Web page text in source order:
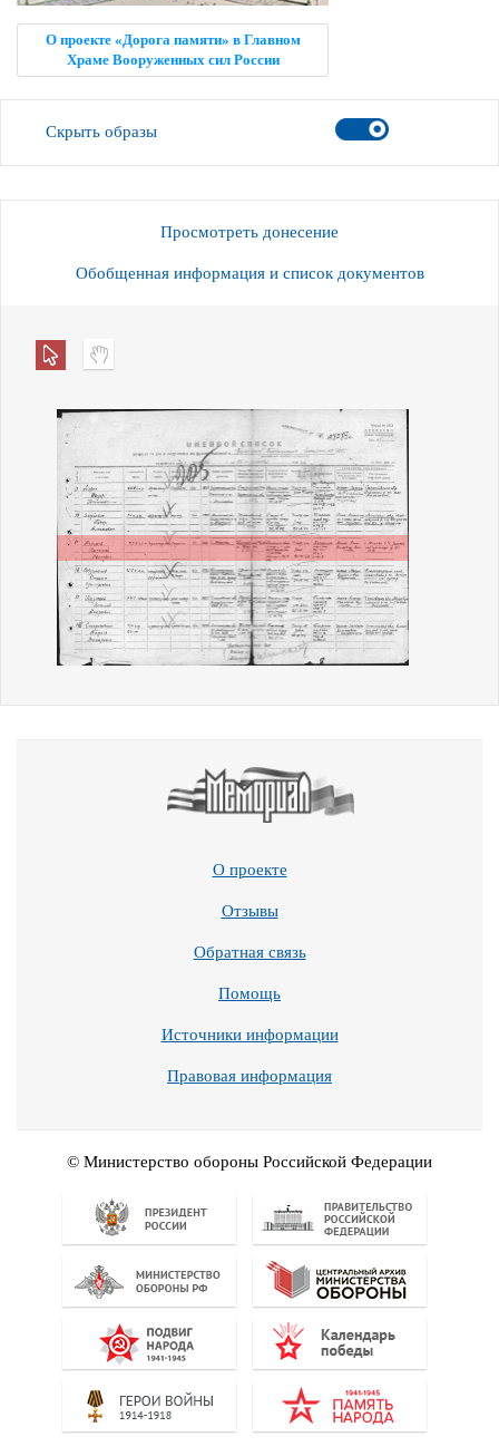
О проекте «Дорога памяти» в Главном
Храме Вооруженных сил России
Скрыть образы
Просмотреть донесение
Обобщенная информация и список документов
О проекте
Отзывы
Обратная связь
Помощь
Источники информации
Правовая информация
© Министерство обороны Российской Федерации